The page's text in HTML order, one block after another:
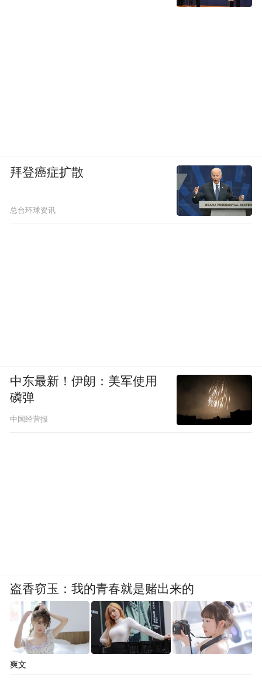
拜登癌症扩散
总台环球资讯
中东最新！伊朗：美军使用
磷弹
中国经营报
盗香窃玉：我的青春就是赌出来的
爽文